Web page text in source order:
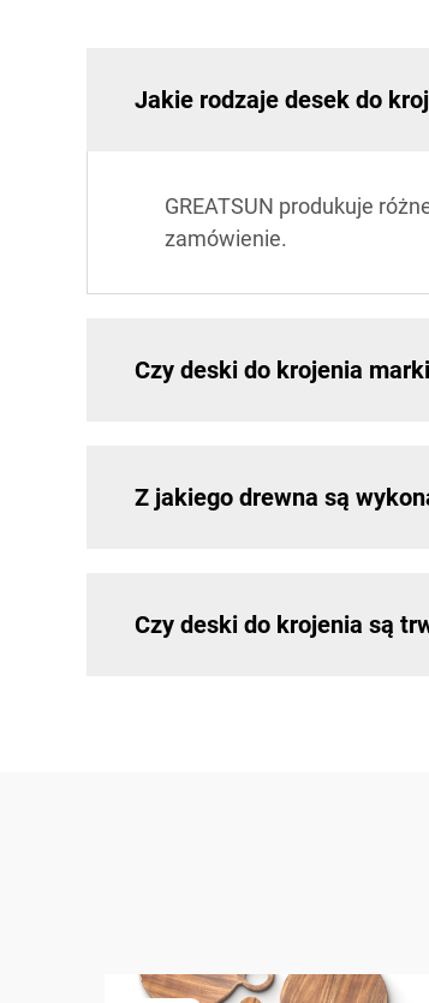
Jakie rodzaje desek do
GREATSUN produkuje
zamówienie.
Czy deski do krojenia
Z jakiego drewna są
Czy deski do krojenia są